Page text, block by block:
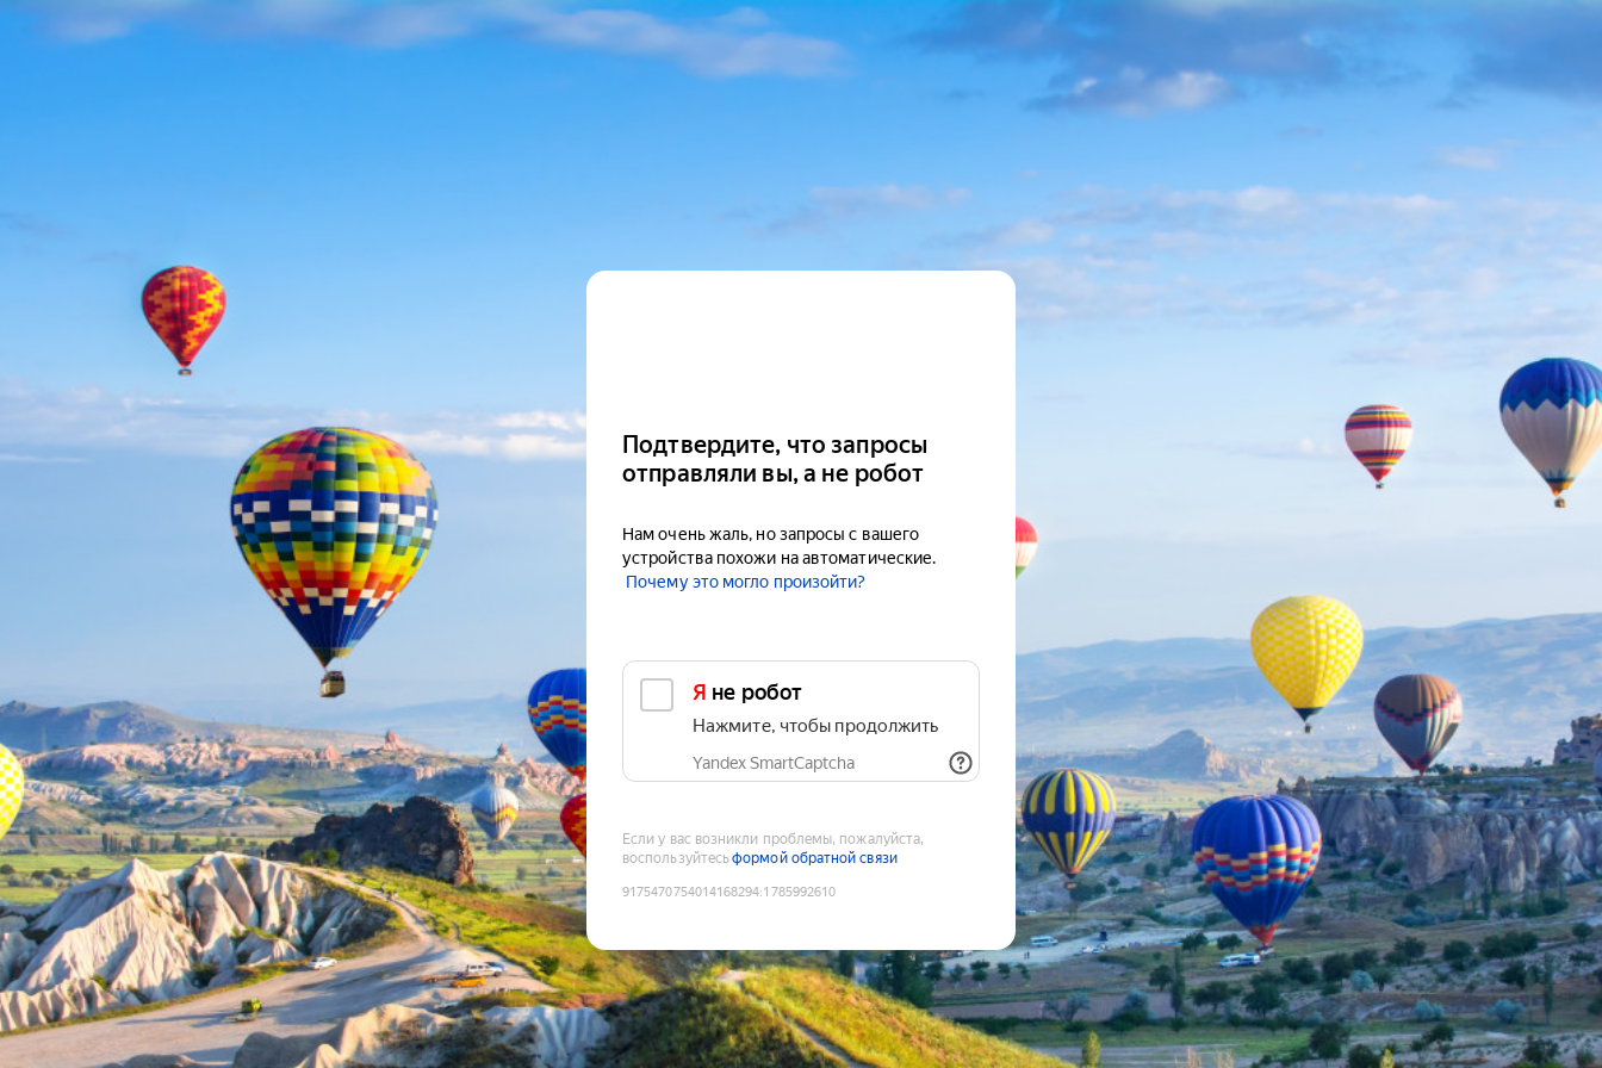
Подтвердите, что запросы
отправляли вы, а не робот
Нам очень жаль, но запросы с вашего
устройства похожи на автоматические.
Почему это могло произойти?
Я не робот
Нажмите, чтобы продолжить
Yandex SmartCaptcha
Если у вас возникли проблемы, пожалуйста,
воспользуйтесьформой обратной связи
9175470754014168294:1785992610